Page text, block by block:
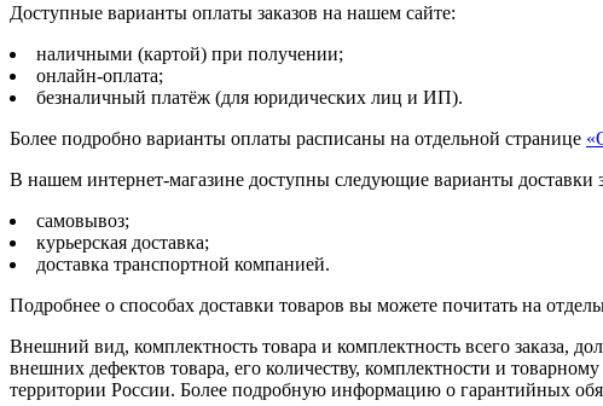
Доступные варианты оплаты заказов на нашем сайте:
наличными (картой) при получении;
онлайн-оплата;
безналичный платёж (для юридических лиц и ИП).
Более подробно варианты оплаты расписаны на отдельной странице
В нашем интернет-магазине доступны следующие варианты доставки
самовывоз;
курьерская доставка;
доставка транспортной компанией.
Подробнее о способах доставки товаров вы можете почитать на
Внешний вид, комплектность товара и комплектность всего заказа,
внешних дефектов товара, его количеству, комплектности и
территории России. Более подробную информацию о гарантийных